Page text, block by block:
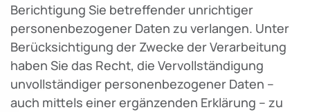
Berichtigung Sie betreffender unrichtiger
personenbezogener Daten zu verlangen. Unter
Berücksichtigung der Zwecke der Verarbeitung
haben Sie das Recht, die Vervollständigung
unvollständiger personenbezogener Daten –
auch mittels einer ergänzenden Erklärung – zu